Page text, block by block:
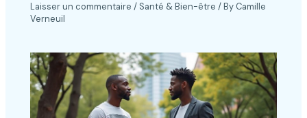
Laisser un commentaire / Santé & Bien-être / By Camille
Verneuil